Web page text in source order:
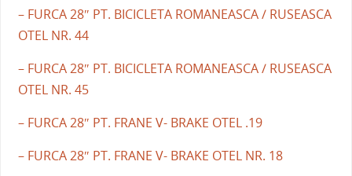
– FURCA 28″ PT. BICICLETA ROMANEASCA / RUSEASCA
OTEL NR. 44
– FURCA 28″ PT. BICICLETA ROMANEASCA / RUSEASCA
OTEL NR. 45
– FURCA 28″ PT. FRANE V- BRAKE OTEL .19
– FURCA 28″ PT. FRANE V- BRAKE OTEL NR. 18